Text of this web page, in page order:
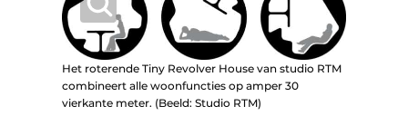
Het roterende Tiny Revolver House van studio RTM
combineert alle woonfuncties op amper 30
vierkante meter. (Beeld: Studio RTM)